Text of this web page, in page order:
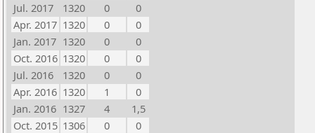
Jul. 2017
1320 0
0
Apr. 2017 1320 0
0
Jan. 2017 1320 0
0
Oct. 2016 1320 0
0
Jul. 2016
1320 0
0
Apr. 2016 1320 1
0
Jan. 2016 1327 4
1,5
Oct. 2015 1306 0
0